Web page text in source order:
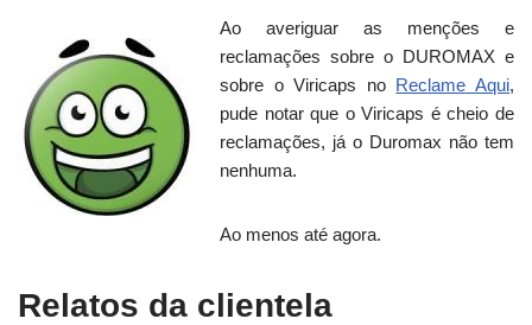
Ao averiguar as menções e
reclamações sobre o DUROMAX e
sobre o Viricaps no Reclame Aqui,
pude notar que o Viricaps é cheio de
reclamações, já o Duromax não tem
nenhuma.
Ao menos até agora.
Relatos da clientela